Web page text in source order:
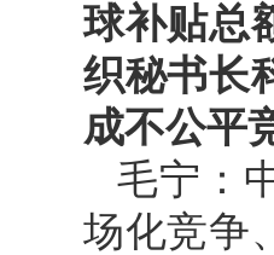
球补贴总
织秘书长
成不公平
毛宁：
场化竞争